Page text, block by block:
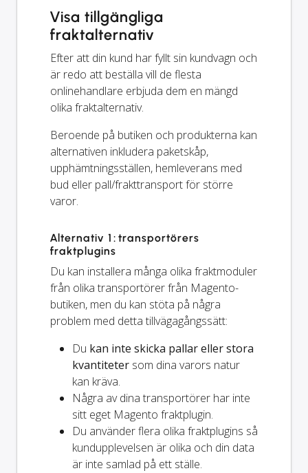
Visa tillgängliga
fraktalternativ
Efter att din kund har fyllt sin kundvagn och
är redo att beställa vill de flesta
onlinehandlare erbjuda dem en mängd
olika fraktalternativ.
Beroende på butiken och produkterna kan
alternativen inkludera paketskåp,
upphämtningsställen, hemleverans med
bud eller pall/frakttransport för större
varor.
Alternativ 1: transportörers
fraktplugins
Du kan installera många olika fraktmoduler
från olika transportörer från Magento-
butiken, men du kan stöta på några
problem med detta tillvägagångssätt:
Du kan inte skicka pallar eller stora
kvantiteter som dina varors natur
kan kräva.
Några av dina transportörer har inte
sitt eget Magento fraktplugin.
Du använder flera olika fraktplugins så
kundupplevelsen är olika och din data
är inte samlad på ett ställe.